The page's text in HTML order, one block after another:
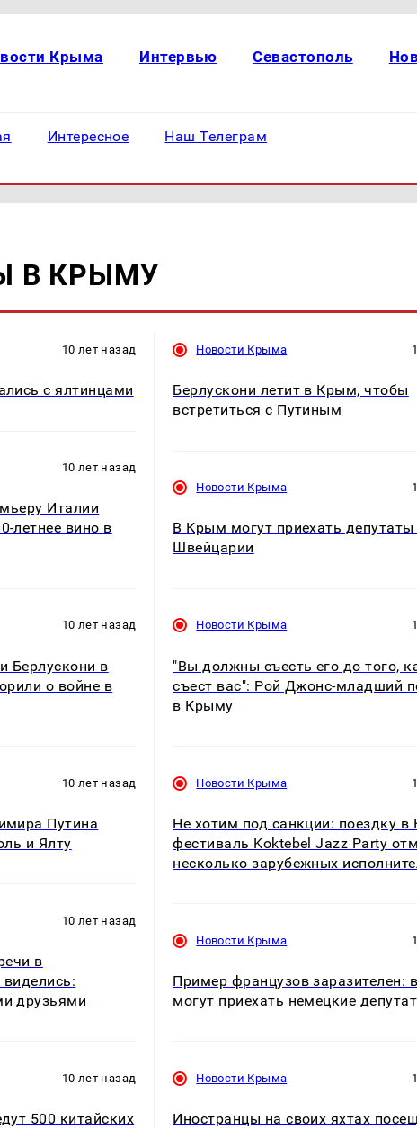
Крыма Интервью Севастополь
Интересное Наш Телеграм
В КРЫМУ
10 лет назад
с ялтинцами
10 лет назад
Италии
летнее вино в
10 лет назад
Берлускони в
о войне в
10 лет назад
Путина
и Ялту
10 лет назад
в
виделись:
друзьями
10 лет назад
500 китайских
Новости Крыма
Берлускони летит в Крым, чтобы
встретиться с Путиным
Новости Крыма
В Крым могут приехать депутаты
Швейцарии
Новости Крыма
"Вы должны съесть его до того,
съест вас": Рой Джонс-младший
в Крыму
Новости Крыма
Не хотим под санкции: поездку
фестиваль Koktebel Jazz Party
несколько зарубежных
Новости Крыма
Пример французов заразителен:
могут приехать немецкие
Новости Крыма
Иностранцы на своих яхтах